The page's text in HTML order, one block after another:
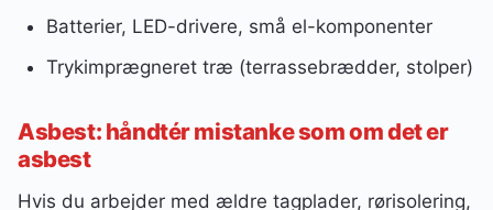
Batterier, LED-drivere, små el-komponenter
Trykimprægneret træ (terrassebrædder, stolper)
Asbest: håndtér mistanke som om det er
asbest
Hvis du arbejder med ældre tagplader, rørisolering,